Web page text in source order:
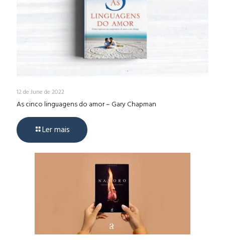
12 de June de 2022
As cinco linguagens do amor – Gary Chapman
Ler mais